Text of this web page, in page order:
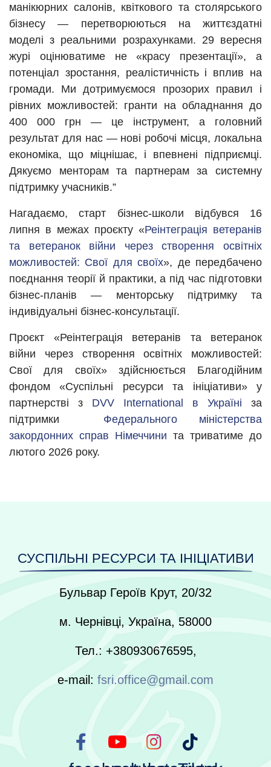
манікюрних салонів, квіткового та столярського
бізнесу — перетворюються на життєздатні
моделі з реальними розрахунками. 29 вересня
журі оцінюватиме не «красу презентації», а
потенціал зростання, реалістичність і вплив на
громади. Ми дотримуємося прозорих правил і
рівних можливостей: гранти на обладнання до
400 000 грн — це інструмент, а головний
результат для нас — нові робочі місця, локальна
економіка, що міцнішає, і впевнені підприємці.
Дякуємо менторам та партнерам за системну
підтримку учасників.”
Нагадаємо, старт бізнес-школи відбувся 16
липня в межах проєкту «Реінтеграція ветеранів
та ветеранок війни через створення освітніх
можливостей: Свої для своїх», де передбачено
поєднання теорії й практики, а під час підготовки
бізнес-планів — менторську підтримку та
індивідуальні бізнес-консультації.
Проєкт «Реінтеграція ветеранів та ветеранок
війни через створення освітніх можливостей:
Свої для своїх» здійснюється Благодійним
фондом «Суспільні ресурси та ініціативи» у
партнерстві з DVV International в Україні за
підтримки Федерального міністерства
закордонних справ Німеччини та триватиме до
лютого 2026 року.
СУСПІЛЬНІ РЕСУРСИ ТА ІНІЦІАТИВИ
Бульвар Героїв Крут, 20/32
м. Чернівці, Україна, 58000
Тел.: +380930676595,
e-mail: fsri.office@gmail.com